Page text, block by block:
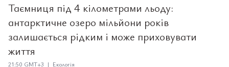
Таємниця під 4 кілометрами льоду:
антарктичне озеро мільйони років
залишається рідким і може приховувати
життя
21:50 GMT+3 | Екологія